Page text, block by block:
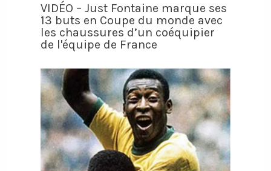
VIDÉO – Just Fontaine marque ses
13 buts en Coupe du monde avec
les chaussures d’un coéquipier
de l'équipe de France